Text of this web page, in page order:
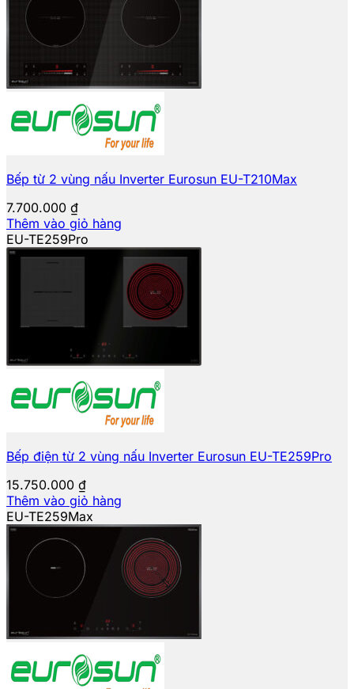
Bếp từ 2 vùng nấu Inverter Eurosun EU-T210Max
7.700.000 ₫
Thêm vào giỏ hàng
EU-TE259Pro
Bếp điện từ 2 vùng nấu Inverter Eurosun EU-TE259Pro
15.750.000 ₫
Thêm vào giỏ hàng
EU-TE259Max